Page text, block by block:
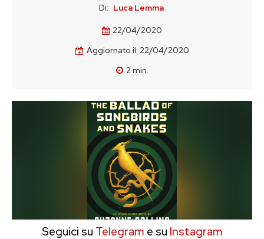
Di: Luca Lemma
22/04/2020
Aggiornato il: 22/04/2020
2min.
Seguici su Telegram e su Instagram